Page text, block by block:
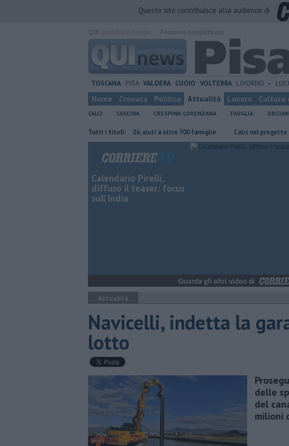
Questo sito contribuisce alla audience di
TOSCANA PISA VALDERA CUOIO VOLTERRA LIVORNO
Home Cronaca Politica Attualità Lavoro Cultura
CALCI CASCINA CRESPINA-LORENZANA FAUGLIA
Tutti i titoli:
Carta Spesa 2026, aiuti a oltre 700 famiglie Calci nel progetto Ue per
Calendario Pirelli,
diffuso il teaser: focus
sull'India
Attualità
Navicelli, indetta la
lotto
delle
del
milioni